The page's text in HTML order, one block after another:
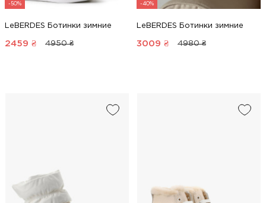
-50%
LeBERDES Ботинки зимние
2459 ₴ 4950 ₴
-40%
LeBERDES Ботинки зимние
3009 ₴ 4980 ₴